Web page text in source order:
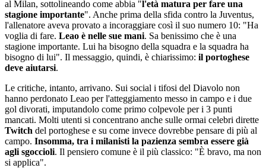
al Milan, sottolineando come abbia "l'età matura per fare una
stagione importante". Anche prima della sfida contro la Juventus,
l'allenatore aveva provato a incoraggiare così il suo numero 10: "Ha
voglia di fare. Leao è nelle sue mani. Sa benissimo che è una
stagione importante. Lui ha bisogno della squadra e la squadra ha
bisogno di lui". Il messaggio, quindi, è chiarissimo: il portoghese
deve aiutarsi.
Le critiche, intanto, arrivano. Sui social i tifosi del Diavolo non
hanno perdonato Leao per l'atteggiamento messo in campo e i due
gol divorati, imputandolo come primo colpevole per i 3 punti
mancati. Molti utenti si concentrano anche sulle ormai celebri dirette
Twitch del portoghese e su come invece dovrebbe pensare di più al
campo. Insomma, tra i milanisti la pazienza sembra essere già
agli sgoccioli. Il pensiero comune è il più classico: "È bravo, ma non
si applica".